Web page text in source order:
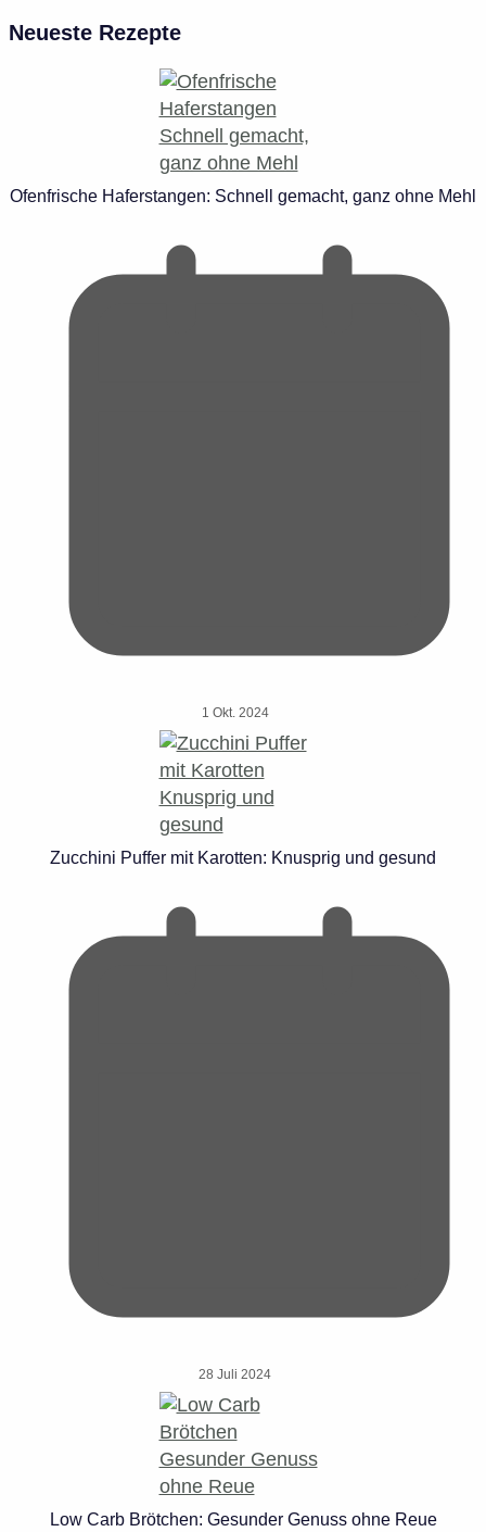
Neueste Rezepte
Ofenfrische Haferstangen: Schnell gemacht, ganz ohne Mehl
1 Okt. 2024
Zucchini Puffer mit Karotten: Knusprig und gesund
28 Juli 2024
Low Carb Brötchen: Gesunder Genuss ohne Reue